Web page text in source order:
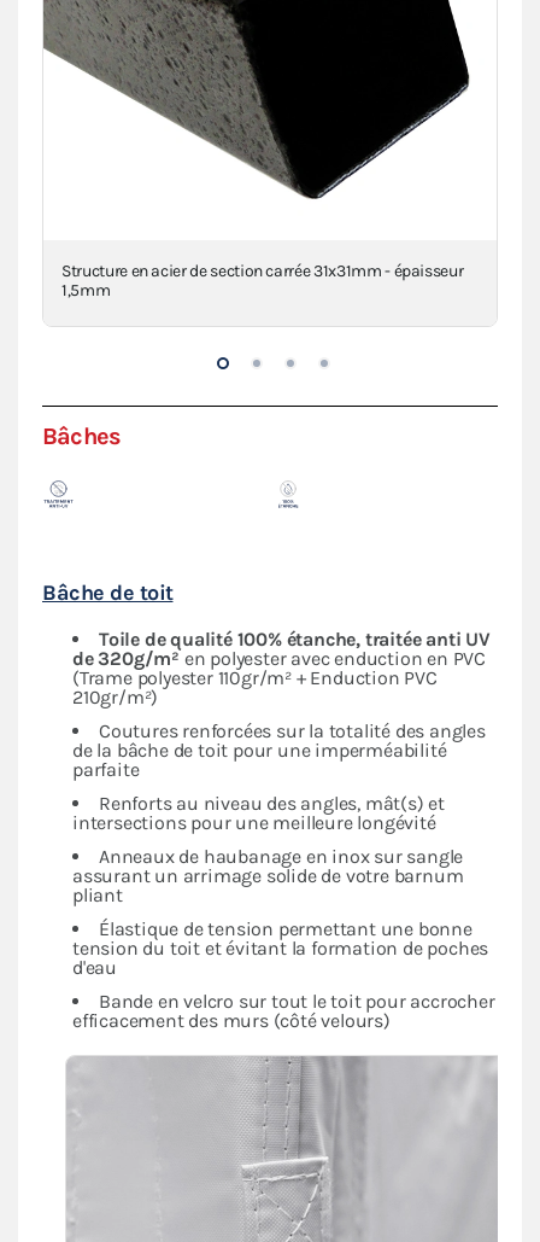
Structure en acier de section carrée 31x31mm - épaisseur
1,5mm
Bâches
Bâche de toit
Toile de qualité 100% étanche, traitée anti UV
de 320g/m²en polyester avec enduction en PVC
(Trame polyester 110gr/m² + Enduction PVC
210gr/m²)
Coutures renforcées sur la totalité des angles
de la bâche de toit pour une imperméabilité
parfaite
Renforts au niveau des angles, mât(s) et
intersections pour une meilleure longévité
Anneaux de haubanage en inox sur sangle
assurant un arrimage solide de votre barnum
pliant
Élastique de tension permettant une bonne
tension du toit et évitant la formation de poches
d'eau
Bande en velcro sur tout le toit pour accrocher
efficacement des murs (côté velours)